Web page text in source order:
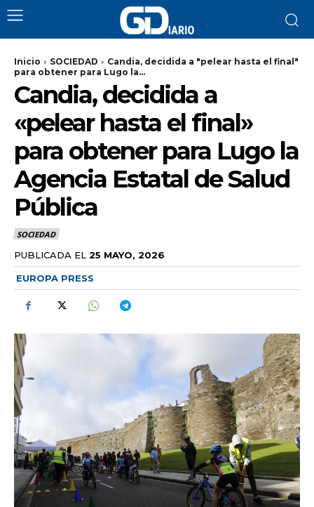
Inicio SOCIEDAD
Candia, decidida a "pelear hasta el final"
para obtener para Lugo la...
Candia, decidida a
«pelear hasta el final»
para obtener para Lugo la
Agencia Estatal de Salud
Pública
SOCIEDAD
PUBLICADA EL 25 MAYO, 2026
EUROPA PRESS